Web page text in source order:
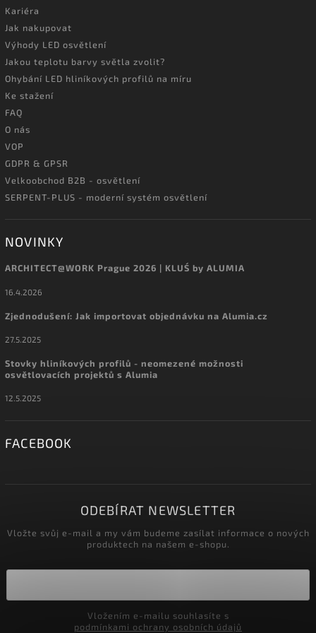
Kariéra
Jak nakupovat
Výhody LED osvětlení
Jakou teplotu barvy světla zvolit?
Ohybání LED hliníkových profilů na míru
Ke stažení
FAQ
O nás
VOP
GDPR & GPSR
Velkoobchod B2B - osvětlení
SERPENT-PLUS - moderní systém osvětlení
NOVINKY
ARCHITECT@WORK Prague 2026 | KLUŚ by ALUMIA
16.4.2026
Zjednodušení: Jak importovat objednávku na Alumia.cz
27.5.2025
Stovky hliníkových profilů - neomezené možnosti
osvětlovacích projektů s Alumia
12.5.2025
FACEBOOK
ODEBÍRAT NEWSLETTER
Vložte svůj e-mail a my vám budeme zasílat informace o nových
produktech na našem e-shopu.
podmínkami ochrany osobních údajů